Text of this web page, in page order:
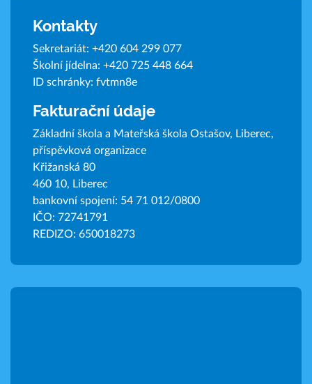
Kontakty
Sekretariát: +420 604 299 077
Školní jídelna: +420 725 448 664
ID schránky: fvtmn8e
Fakturační údaje
Základní škola a Mateřská škola Ostašov, Liberec,
příspěvková organizace
Křižanská 80
460 10, Liberec
bankovní spojení: 54 71 012/0800
IČO: 72741791
REDIZO: 650018273